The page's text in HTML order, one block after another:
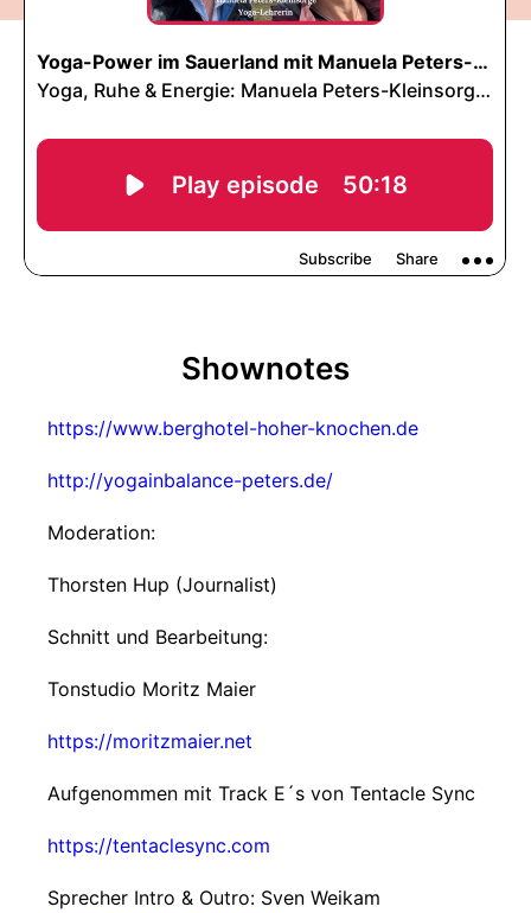
Shownotes
https://www.berghotel-hoher-knochen.de
http://yogainbalance-peters.de/
Moderation:
Thorsten Hup (Journalist)
Schnitt und Bearbeitung:
Tonstudio Moritz Maier
https://moritzmaier.net
Aufgenommen mit Track E´s von Tentacle Sync
https://tentaclesync.com
Sprecher Intro & Outro: Sven Weikam